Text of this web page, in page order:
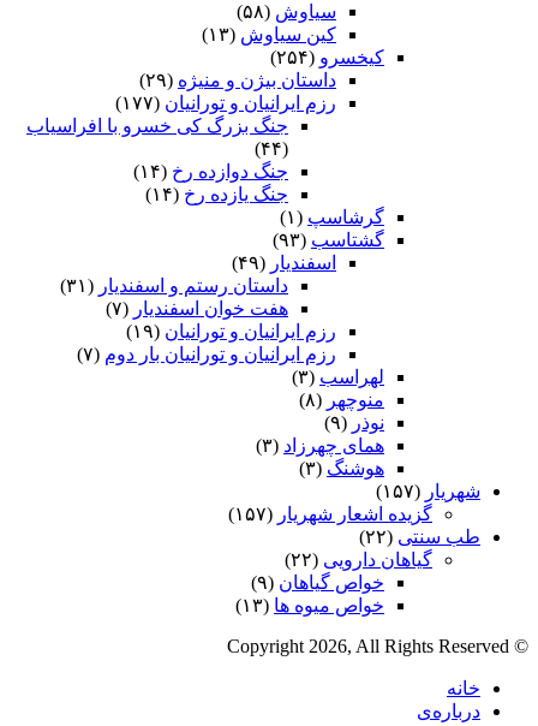
سیاوش (۵۸)
کین سیاوش (۱۳)
کیخسرو (۲۵۴)
داستان بیژن و منیژه (۲۹)
رزم ایرانیان و تورانیان (۱۷۷)
جنگ بزرگ کی خسرو با افراسیاب
(۴۴)
جنگ دوازده رخ (۱۴)
جنگ یازده رخ (۱۴)
گرشاسپ (۱)
گشتاسب (۹۳)
اسفندیار (۴۹)
داستان رستم و اسفندیار (۳۱)
هفت خوان اسفندیار (۷)
رزم ایرانیان و تورانیان (۱۹)
رزم ایرانیان و تورانیان بار دوم (۷)
لهراسب (۳)
منوچهر (۸)
نوذر (۹)
هماى چهرزاد (۳)
هوشنگ (۳)
شهریار (۱۵۷)
گزیده اشعار شهریار (۱۵۷)
طب سنتی (۲۲)
گیاهان دارویی (۲۲)
خواص گیاهان (۹)
خواص میوه ها (۱۳)
© Copyright 2026, All Rights Reserved
خانه
درباره‌ی